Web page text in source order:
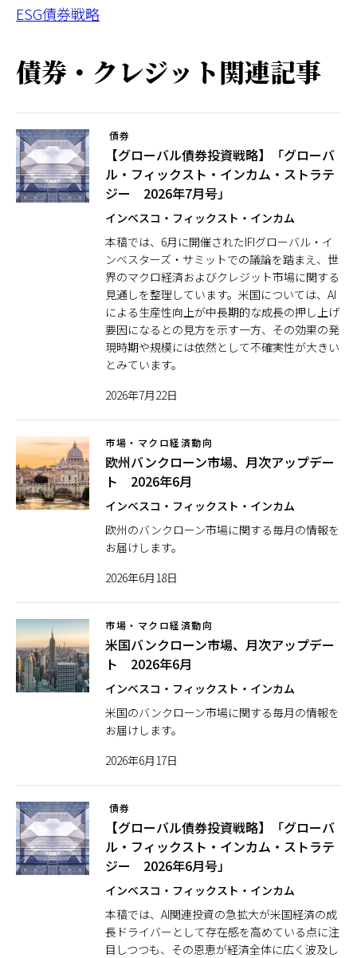
ESG債券戦略
債券・クレジット関連記事
債券
【グローバル債券投資戦略】「グローバ
ル・フィックスト・インカム・ストラテ
ジー 2026年7月号」
インベスコ・フィックスト・インカム
本稿では、6月に開催されたIFIグローバル・イ
ンベスターズ・サミットでの議論を踏まえ、世
界のマクロ経済およびクレジット市場に関する
見通しを整理しています。米国については、AI
による生産性向上が中長期的な成長の押し上げ
要因になるとの見方を示す一方、その効果の発
現時期や規模には依然として不確実性が大きい
とみています。
2026年7月22日
市場・マクロ経済動向
欧州バンクローン市場、月次アップデー
ト 2026年6月
インベスコ・フィックスト・インカム
欧州のバンクローン市場に関する毎月の情報を
お届けします。
2026年6月18日
市場・マクロ経済動向
米国バンクローン市場、月次アップデー
ト 2026年6月
インベスコ・フィックスト・インカム
米国のバンクローン市場に関する毎月の情報を
お届けします。
2026年6月17日
債券
【グローバル債券投資戦略】「グローバ
ル・フィックスト・インカム・ストラテ
ジー 2026年6月号」
インベスコ・フィックスト・インカム
本稿では、AI関連投資の急拡大が米国経済の成
長ドライバーとして存在感を高めている点に注
目しつつも、その恩恵が経済全体に広く波及し